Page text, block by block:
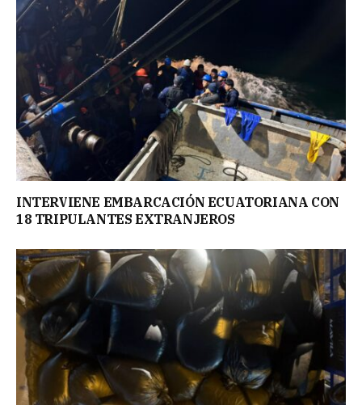
INTERVIENE EMBARCACIÓN ECUATORIANA CON
18 TRIPULANTES EXTRANJEROS